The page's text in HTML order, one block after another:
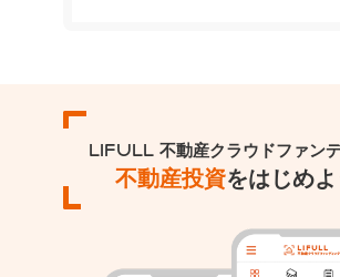
LIFULL 不動産クラウドファン
不動産投資をはじめよ